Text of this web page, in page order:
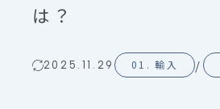
は？
2025.11.29 01. 輸入 /